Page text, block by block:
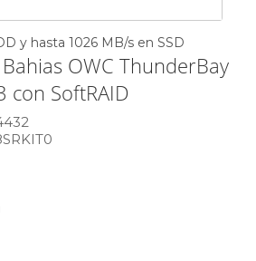
y hasta 1026 MB/s en SSD
OWC ThunderBay
con SoftRAID